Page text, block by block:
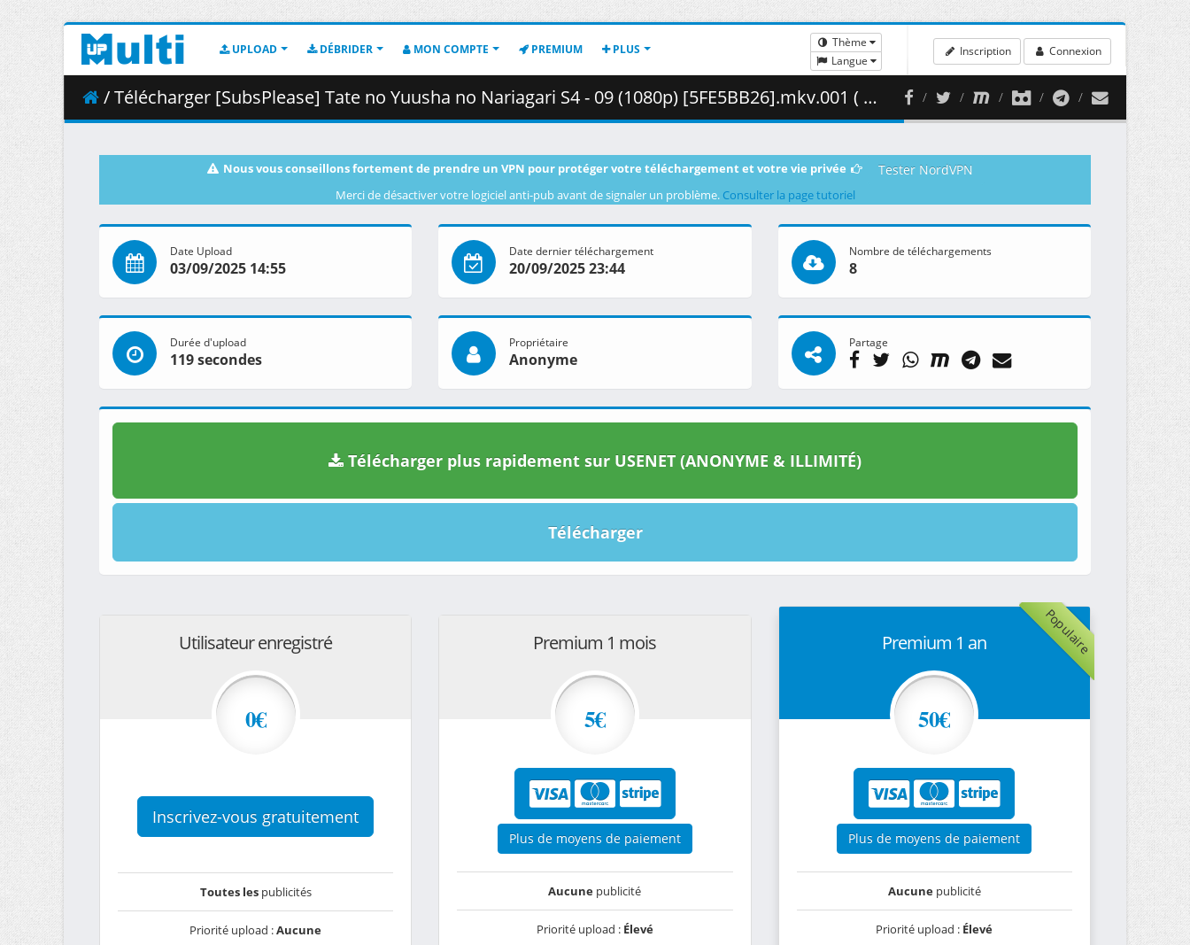
UPLOAD DÉBRIDER MON COMPTE PREMIUM PLUS
Thème
Langue
Inscription Connexion
/ Télécharger [SubsPlease] Tate no Yuusha no Nariagari S4 - 09 (1080p) [5FE5BB26].mkv.001 ( 459.05 MB )
Nous vous conseillons fortement de prendre un VPN pour protéger votre téléchargement et votre vie privée Tester NordVPN
Merci de désactiver votre logiciel anti-pub avant de signaler un problème. Consulter la page tutoriel
Date Upload
03/09/2025 14:55
Date dernier téléchargement
20/09/2025 23:44
Nombre de téléchargements
8
Durée d'upload
119 secondes
Propriétaire
Anonyme
Partage
Télécharger plus rapidement sur USENET (ANONYME & ILLIMITÉ)
Télécharger
Utilisateur enregistré
0€
Inscrivez-vous gratuitement
Toutes lespublicités
Priorité upload :Aucune
Premium 1 mois
5€
Plus de moyens de paiement
Aucune publicité
Priorité upload : Élevé
Populaire
Premium 1 an
50€
Plus de moyens de paiement
Aucunepublicité
Priorité upload : Élevé